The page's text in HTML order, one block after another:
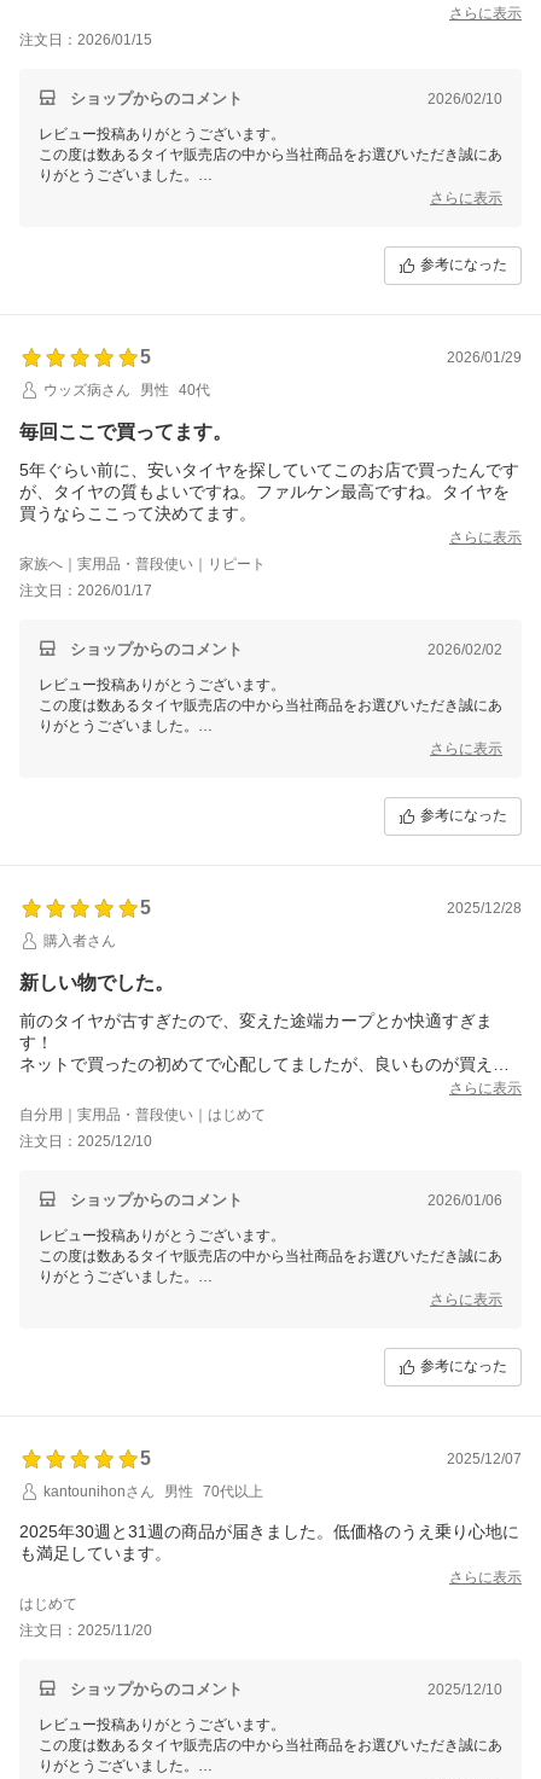
送られてきた品物は 2本が購入月の製造と2本が前月の製造で
さらに表示
注文日：2026/01/15
ショップからのコメント 2026/02/10
レビュー投稿ありがとうございます。
この度は数あるタイヤ販売店の中から当社商品をお選びいただき誠にあ
りがとうございました。
今後ともお客様に満足頂けるような対応・サービスをスタッフ一同努め
さらに表示
参考になった
5
2026/01/29
ウッズ病さん
男性 40代
毎回ここで買ってます。
5年ぐらい前に、安いタイヤを探していてこのお店で買ったんです
が、タイヤの質もよいですね。ファルケン最高ですね。タイヤを
買うならここって決めてます。
さらに表示
家族へ｜実用品・普段使い｜リピート
注文日：2026/01/17
ショップからのコメント 2026/02/02
レビュー投稿ありがとうございます。
この度は数あるタイヤ販売店の中から当社商品をお選びいただき誠にあ
りがとうございました。
今後ともお客様に満足頂けるような対応・サービスをスタッフ一同努め
さらに表示
参考になった
5
2025/12/28
購入者さん
新しい物でした。
前のタイヤが古すぎたので、変えた途端カープとか快適すぎま
す！
ネットで買ったの初めてで心配してましたが、良いものが買えて
さらに表示
自分用｜実用品・普段使い｜はじめて
注文日：2025/12/10
ショップからのコメント 2026/01/06
レビュー投稿ありがとうございます。
この度は数あるタイヤ販売店の中から当社商品をお選びいただき誠にあ
りがとうございました。
今後ともお客様に満足頂けるような対応・サービスをスタッフ一同努め
さらに表示
参考になった
5
2025/12/07
kantounihonさん
男性 70代以上
2025年30週と31週の商品が届きました。低価格のうえ乗り心地に
も満足しています。
さらに表示
はじめて
注文日：2025/11/20
ショップからのコメント 2025/12/10
レビュー投稿ありがとうございます。
この度は数あるタイヤ販売店の中から当社商品をお選びいただき誠にあ
りがとうございました。